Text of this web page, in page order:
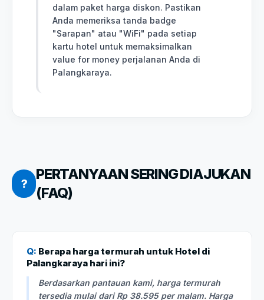
dalam paket harga diskon. Pastikan
Anda memeriksa tanda badge
"Sarapan" atau "WiFi" pada setiap
kartu hotel untuk memaksimalkan
value for money perjalanan Anda di
Palangkaraya.
?
PERTANYAAN SERING DIAJUKAN
(FAQ)
Q: Berapa harga termurah untuk Hotel di
Palangkaraya hari ini?
Berdasarkan pantauan kami, harga termurah
tersedia mulai dari Rp 38.595 per malam. Harga